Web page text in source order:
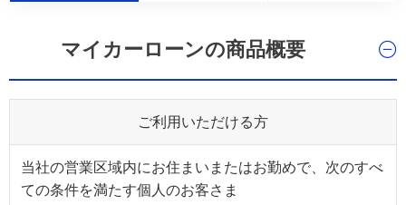
マイカーローンの商品概要
ご利用いただける方
当社の営業区域内にお住まいまたはお勤めで、次のすべ
ての条件を満たす個人のお客さま